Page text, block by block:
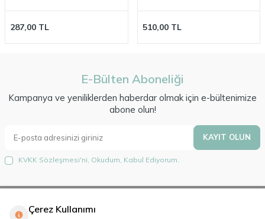
287,00 TL 510,00TL
E-Bülten Aboneliği
Kampanya ve yeniliklerden haberdar olmak için e-bültenimize
abone olun!
KAYIT OLUN
KVKK Sözleşmesi'ni , Okudum, Kabul Ediyorum.
Hakkımızda
Çerez Kullanımı